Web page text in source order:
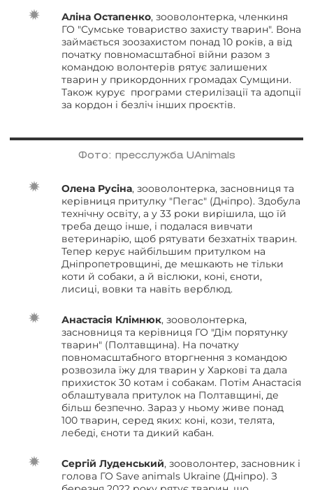
Аліна Остапенко, зооволонтерка, членкиня
ГО "Сумське товариство захисту тварин". Вона
займається зоозахистом понад 10 років, а від
початку повномасштабної війни разом з
командою волонтерів рятує залишених
тварин у прикордонних громадах Сумщини.
Також курує програми стерилізації та адопції
за кордон і безліч інших проєктів.
Фото: пресслужба UAnimals
Олена Русіна, зооволонтерка, засновниця та
керівниця притулку "Пегас" (Дніпро). Здобула
технічну освіту, а у 33 роки вирішила, що їй
треба дещо інше, і подалася вивчати
ветеринарію, щоб рятувати безхатніх тварин.
Тепер керує найбільшим притулком на
Дніпропетровщині, де мешкають не тільки
коти й собаки, а й віслюки, коні, єноти,
лисиці, вовки та навіть верблюд.
Анастасія Клімнюк, зооволонтерка,
засновниця та керівниця ГО "Дім порятунку
тварин" (Полтавщина). На початку
повномасштабного вторгнення з командою
розвозила їжу для тварин у Харкові та дала
прихисток 30 котам і собакам. Потім Анастасія
облаштувала притулок на Полтавщині, де
більш безпечно. Зараз у ньому живе понад
100 тварин, серед яких: коні, кози, телята,
лебеді, єноти та дикий кабан.
Сергій Луденський, зооволонтер, засновник і
голова ГО Save animals Ukraine (Дніпро). З